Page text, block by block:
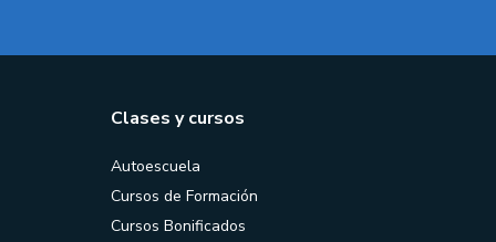
Clases y cursos
Autoescuela
Cursos de Formación
Cursos Bonificados